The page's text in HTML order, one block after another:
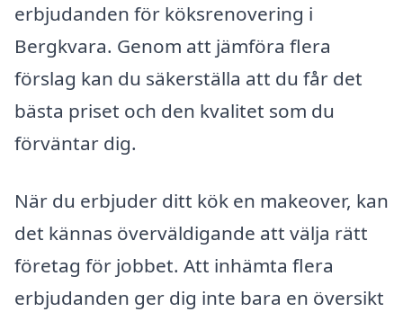
erbjudanden för köksrenovering i
Bergkvara. Genom att jämföra flera
förslag kan du säkerställa att du får det
bästa priset och den kvalitet som du
förväntar dig.
När du erbjuder ditt kök en makeover, kan
det kännas överväldigande att välja rätt
företag för jobbet. Att inhämta flera
erbjudanden ger dig inte bara en översikt